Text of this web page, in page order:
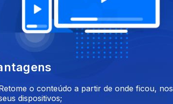
Rochefort
o conteúdo a partir de onde ficou, nos
dispositivos;